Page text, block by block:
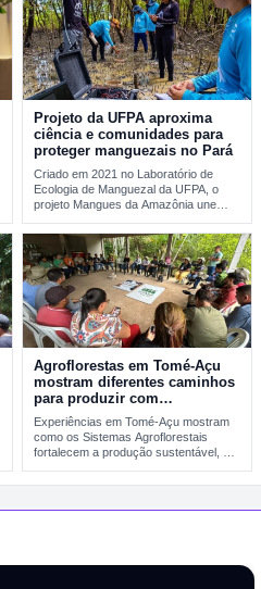
Projeto da UFPA aproxima
ciência e comunidades para
proteger manguezais no Pará
Criado em 2021 no Laboratório de
Ecologia de Manguezal da UFPA, o
projeto Mangues da Amazônia une
Agroflorestas em Tomé-Açu
mostram diferentes caminhos
para produzir com
sustentabilidade
Experiências em Tomé-Açu mostram
como os Sistemas Agroflorestais
fortalecem a produção sustentável, a